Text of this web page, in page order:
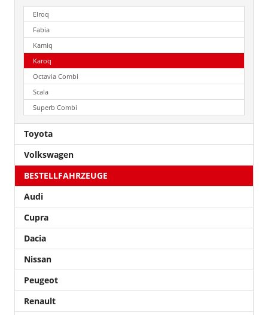
Elroq
Fabia
Kamiq
Karoq
Octavia Combi
Scala
Superb Combi
Toyota
Volkswagen
BESTELLFAHRZEUGE
Audi
Cupra
Dacia
Nissan
Peugeot
Renault